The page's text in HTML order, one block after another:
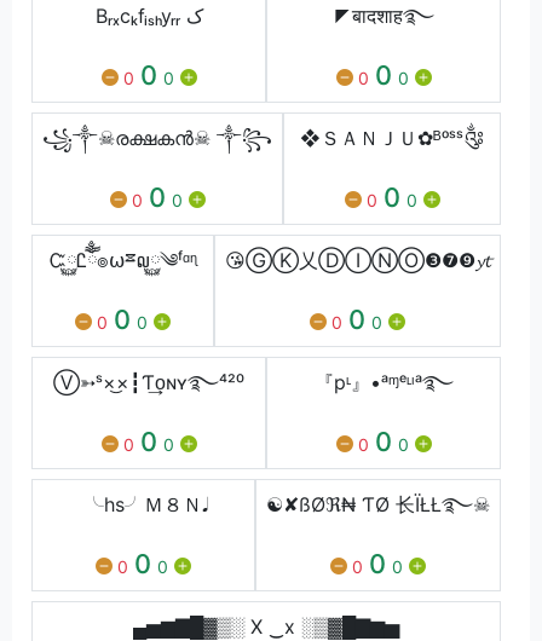
Bᵣₓcₖfᵢₛₕyᵣᵣ ک
0 0 0
◤बादशाह࿐
0 0 0
꧁༒☠രക്ഷകൻ☠ ༒꧂
0 0 0
❖ＳＡＮＪＵ✿ᴮᵒˢˢ༂
0 0 0
Ꮸ࿆Ꮭཽྃྂ๏⍵ྈ໙࿆༄ᶠᵅᶯ
0 0 0
😘ⒼⓀ乂ⒹⒾⓃⓄ❸❼❾𝔂𝓽
0 0 0
Ⓥ➳ˢ×͜×┇Ƭ͢ᴏɴʏ࿐⁴²⁰
0 0 0
『pᶫ』•ᵃᶬᵉᶫᶦᵃ࿐
0 0 0
╰hs╯Ｍ８Ｎ𝅘𝅥
0 0 0
☯✘ßØℜ₦ ƬØ ⻓ÏŁŁ࿐☠
0 0 0
▄▅▆▇█▓▒░ X ‿x ░▒▓█▇▆▅